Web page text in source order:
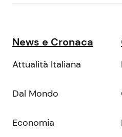
News e Cronaca
Attualità Italiana
Dal Mondo
Economia